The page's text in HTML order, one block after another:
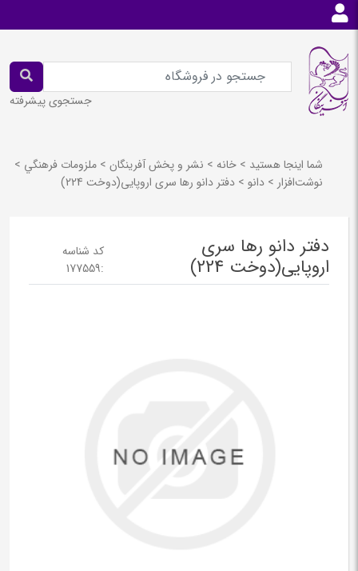
جستجوی پیشرفته
شما اینجا هستید > خانه > نشر و پخش آفرينگان > ملزومات فرهنگي >
نوشت‌افزار > دانو > دفتر دانو رها سری اروپایی(دوخت 224)
دفتر دانو رها سری
اروپایی(دوخت 224)
کد شناسه
:
177559